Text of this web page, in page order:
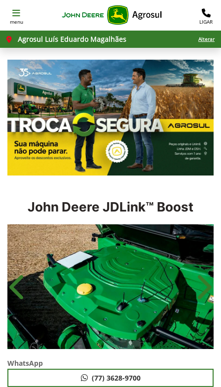
menu LIGAR
Agrosul Luís Eduardo Magalhães Alterar
John Deere JDLink™ Boost
Anterior
WhatsApp
(77) 3628-9700